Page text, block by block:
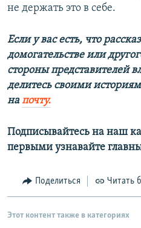
не держать это в себе.
Если у вас есть, что
домогательстве или
стороны представителей
делитесь своими
напочту.
Подписывайтесь на наш
первыми узнавайте
Поделиться Читать
Этот контент также в категориях